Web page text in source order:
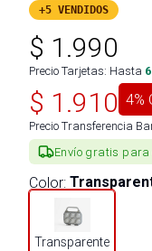
+5 VENDIDOS
$ 1.990
Precio Tarjetas: Hasta 6
$ 1.910 4%
Precio Transferencia
Envío gratis
Color:
Transparente